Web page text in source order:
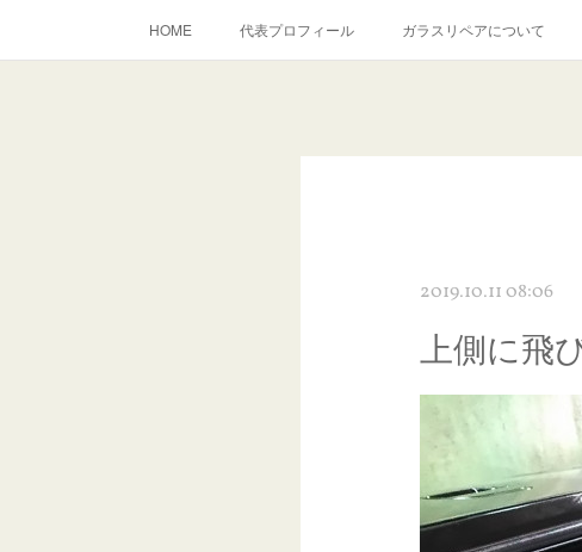
HOME 代表プロフィール ガラスリペアについて
2019.10.11 08:06
上側に飛